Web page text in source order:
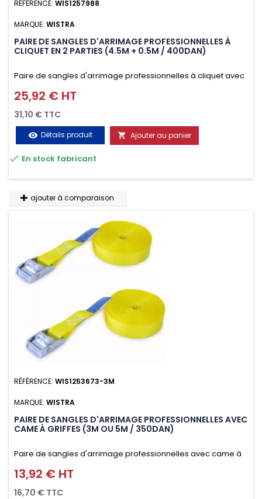
RÉFÉRENCE: WIS1257988
MARQUE: WISTRA
PAIRE DE SANGLES D'ARRIMAGE PROFESSIONNELLES À
CLIQUET EN 2 PARTIES (4.5M + 0.5M / 400DAN)
Paire de sangles d'arrimage professionnelles à cliquet avec
crochet en 2 parties (4.5M + 0.5M / 400daN), simple et rapide
d'utilisation. Permet d'arrimer et de sécuriser
vos chargements pendant le transport. Matière polyester
très résistante aux UV et aux variations de températures,
n'absorbe pas l'eau.
Prix
25,92 € HT
31,10 € TTC
visibility Détails produit  Ajouter au panier
 En stock fabricant
ajouter à comparaison
RÉFÉRENCE: WIS1253673-3M
MARQUE: WISTRA
PAIRE DE SANGLES D'ARRIMAGE PROFESSIONNELLES AVEC
CAME À GRIFFES (3M OU 5M / 350DAN)
Paire de sangles d'arrimage professionnelles avec came à
griffes (3M ou 5M / 350daN), simple et rapide d'utilisation.
Permet d'arrimer et de sécuriser vos chargements pendant
Prix
13,92 € HT
16,70 € TTC